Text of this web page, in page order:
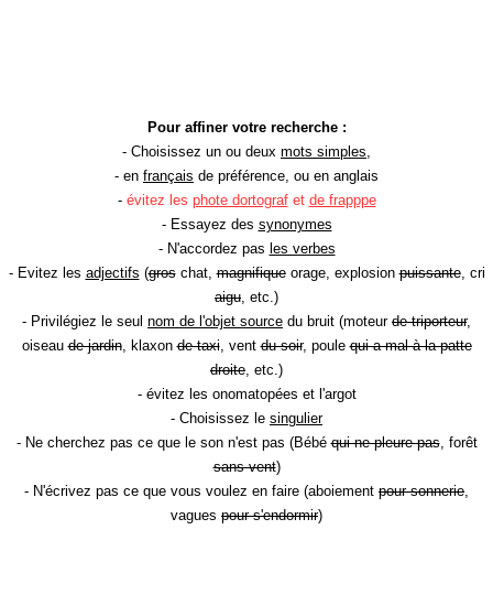
Pour affiner votre recherche :
- Choisissez un ou deux mots simples
- en français de préférence, ou en anglais
- évitez les phote dortografet de frapppe
- Essayez des synonymes
- N'accordez pas les verbes
- Evitez les adjectifs (groschat,magnifiqueorage, explosionpuissante, cri
aigu , etc.)
- Privilégiez le seul nom de l'objet source du bruit (moteur de triporteur,
oiseaude jardin, klaxonde taxi, ventdu soir, poulequi a mal à la patte
droite , etc.)
- évitez les onomatopées et l'argot
- Choisissez le singulier
- Ne cherchez pas ce que le son n'est pas (Bébéqui ne pleure pas, forêt
sans vent)
- N'écrivez pas ce que vous voulez en faire (aboiement pour sonnerie
vagues pour s'endormir)